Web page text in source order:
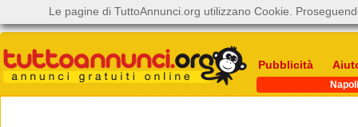
Pubblicità
Napoli
Le pagine di TuttoAnnunci.org utilizzano Cookie.